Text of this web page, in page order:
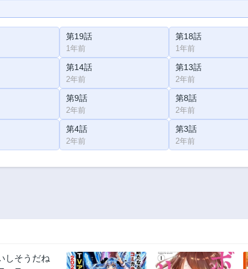
第19話
1年前
第18話
1年前
第14話
2年前
第13話
2年前
第9話
2年前
第8話
2年前
第4話
2年前
第3話
2年前